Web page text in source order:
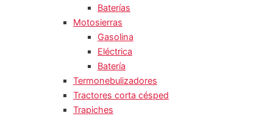
Baterías
Motosierras
Gasolina
Eléctrica
Batería
Termonebulizadores
Tractores corta césped
Trapiches